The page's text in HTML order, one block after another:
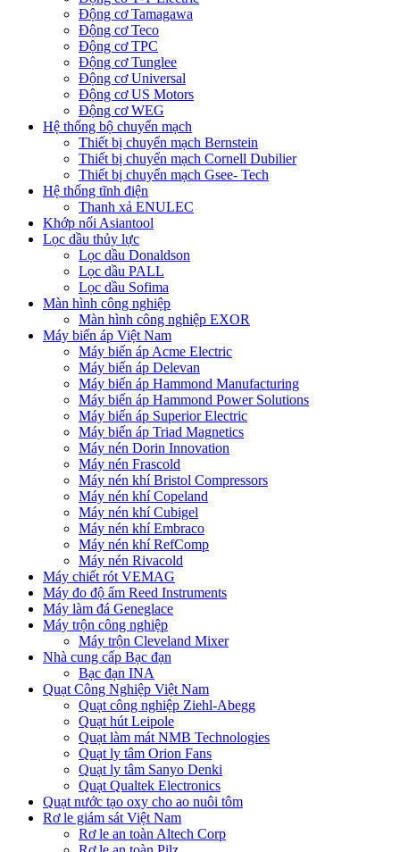
Động cơ Tamagawa
Động cơ Teco
Động cơ TPC
Động cơ Tunglee
Động cơ Universal
Động cơ US Motors
Động cơ WEG
Hệ thống bộ chuyển mạch
Thiết bị chuyển mạch Bernstein
Thiết bị chuyển mạch Cornell Dubilier
Thiết bị chuyển mạch Gsee- Tech
Hệ thống tĩnh điện
Thanh xả ENULEC
Khớp nối Asiantool
Lọc dầu thủy lực
Lọc dầu Donaldson
Lọc dầu PALL
Lọc dầu Sofima
Màn hình công nghiệp
Màn hình công nghiệp EXOR
Máy biến áp Việt Nam
Máy biến áp Acme Electric
Máy biến áp Delevan
Máy biến áp Hammond Manufacturing
Máy biến áp Hammond Power Solutions
Máy biến áp Superior Electric
Máy biến áp Triad Magnetics
Máy nén Dorin Innovation
Máy nén Frascold
Máy nén khí Bristol Compressors
Máy nén khí Copeland
Máy nén khí Cubigel
Máy nén khí Embraco
Máy nén khí RefComp
Máy nén Rivacold
Máy chiết rót VEMAG
Máy đo độ ẩm Reed Instruments
Máy làm đá Geneglace
Máy trộn công nghiệp
Máy trộn Cleveland Mixer
Nhà cung cấp Bạc đạn
Bạc đạn INA
Quạt Công Nghiệp Việt Nam
Quạt công nghiệp Ziehl-Abegg
Quạt hút Leipole
Quạt làm mát NMB Technologies
Quạt ly tâm Orion Fans
Quạt ly tâm Sanyo Denki
Quạt Qualtek Electronics
Quạt nước tạo oxy cho ao nuôi tôm
Rơ le giám sát Việt Nam
Rơ le an toàn Altech Corp